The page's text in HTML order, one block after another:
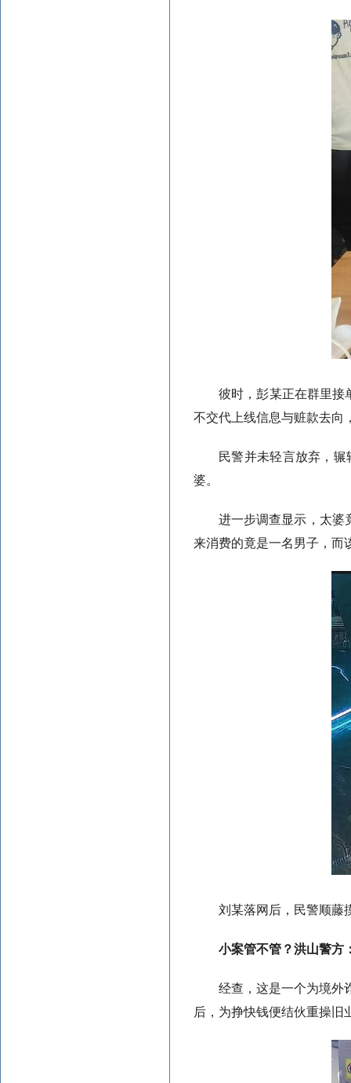
彼时，彭某正在群里接
不交代上线信息与赃款去向
民警并未轻言放弃，
婆。
进一步调查显示，太婆
来消费的竟是一名男子，而
刘某落网后，民警顺藤
小案管不管？洪山警方
经查，这是一个为境外
后，为挣快钱便结伙重操旧